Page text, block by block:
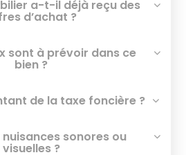
a-t-il déjà reçu des
d’achat ?
sont à prévoir dans ce
bien ?
de la taxe foncière ?
sonores ou
visuelles ?